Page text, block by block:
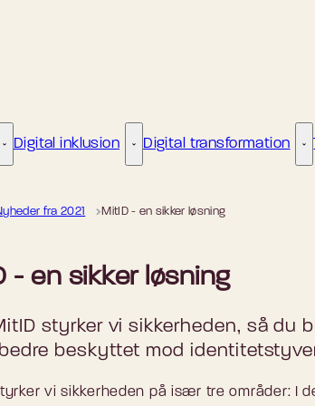
Kunstig intelligens - Flere links
Digital inklusion Digital inklusion - Flere links
Digital transformation
fra 2021 MitID - en sikker løsning
- en sikker løsning
styrker vi sikkerheden, så du
beskyttet mod
vi sikkerheden på især tre områder: I